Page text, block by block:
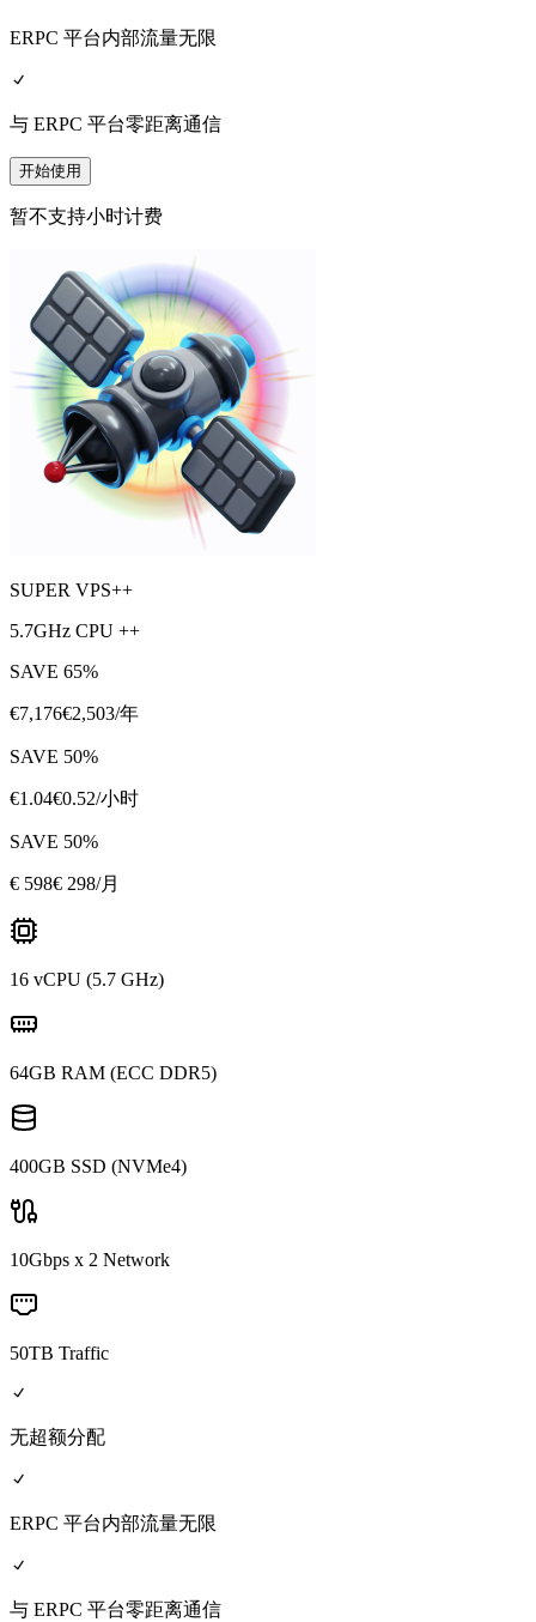
ERPC 平台内部流量无限
与 ERPC 平台零距离通信
开始使用
暂不支持小时计费
SUPER VPS++
5.7GHz CPU ++
SAVE 65%
€7,176€2,503/年
SAVE 50%
€1.04€0.52/小时
SAVE 50%
€ 598€ 298/月
16 vCPU (5.7 GHz)
64GB RAM (ECC DDR5)
400GB SSD (NVMe4)
10Gbps x 2 Network
50TB Traffic
无超额分配
ERPC 平台内部流量无限
与 ERPC 平台零距离通信